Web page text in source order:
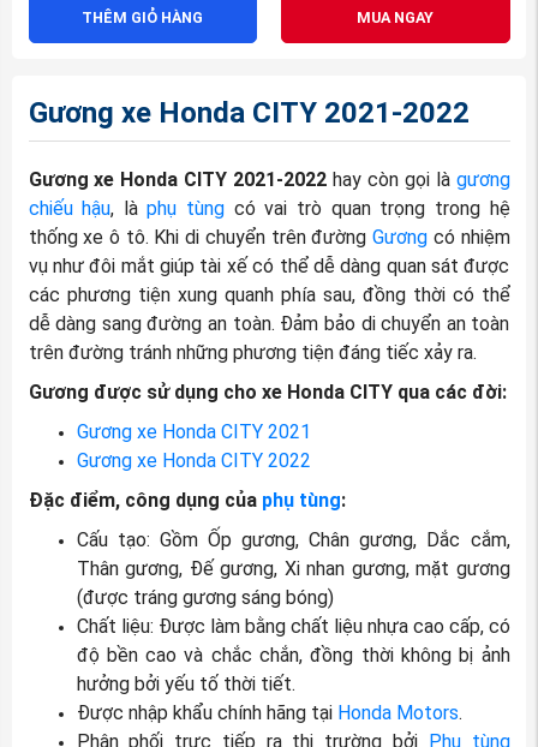
THÊM GIỎ HÀNG MUA NGAY
Gương xe Honda CITY 2021-2022
Gương xe Honda CITY 2021-2022 hay còn gọi là gương
chiếu hậu, làphụ tùng có vai trò quan trọng trong hệ
thống xe ô tô. Khi di chuyển trên đường Gương có nhiệm
vụ như đôi mắt giúp tài xế có thể dễ dàng quan sát được
các phương tiện xung quanh phía sau, đồng thời có thể
dễ dàng sang đường an toàn. Đảm bảo di chuyển an toàn
trên đường tránh những phương tiện đáng tiếc xảy ra.
Gương được sử dụng cho xe Honda CITY qua các đời:
Gương xe Honda CITY 2021
Gương xe Honda CITY 2022
Đặc điểm, công dụng củaphụ tùng:
Cấu tạo: Gồm Ốp gương, Chân gương, Dắc cắm,
Thân gương, Đế gương, Xi nhan gương, mặt gương
(được tráng gương sáng bóng)
Chất liệu: Được làm bằng chất liệu nhựa cao cấp, có
độ bền cao và chắc chắn, đồng thời không bị ảnh
hưởng bởi yếu tố thời tiết.
Được nhập khẩu chính hãng tạiHonda Motors.
Phân phối trực tiếp ra thị trường bởi Phụ tùng